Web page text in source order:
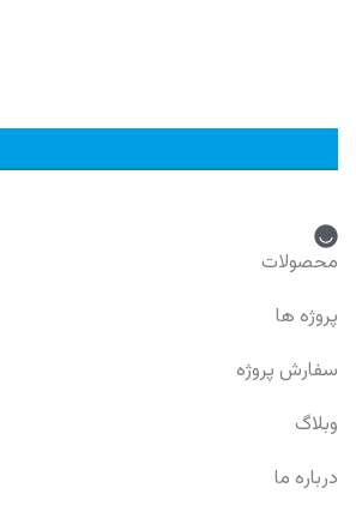
محصولات
پروژه ها
سفارش پروژه
وبلاگ
درباره ما